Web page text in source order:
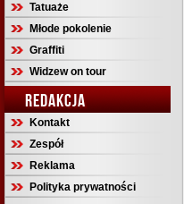
Tatuaże
Młode pokolenie
Graffiti
Widzew on tour
REDAKCJA
Kontakt
Zespół
Reklama
Polityka prywatności